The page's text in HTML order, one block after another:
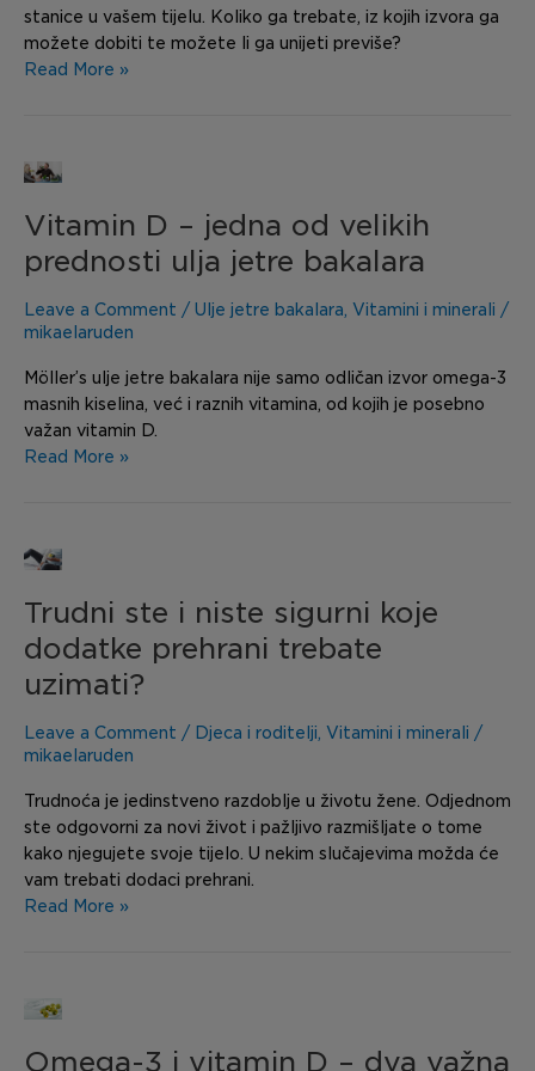
stanice u vašem tijelu. Koliko ga trebate, iz kojih izvora ga
možete dobiti te možete li ga unijeti previše?
Read More »
Vitamin D – jedna od velikih
prednosti ulja jetre bakalara
Leave a Comment / Ulje jetre bakalara, Vitamini i minerali /
mikaelaruden
Möller’s ulje jetre bakalara nije samo odličan izvor omega-3
masnih kiselina, već i raznih vitamina, od kojih je posebno
važan vitamin D.
Vitamin
–
od
velikih
prednosti
jetre
bakalara
Read More »
Trudni ste i niste sigurni koje
dodatke prehrani trebate
uzimati?
Leave a Comment / Djeca i roditelji, Vitamini i minerali /
mikaelaruden
Trudnoća je jedinstveno razdoblje u životu žene. Odjednom
ste odgovorni za novi život i pažljivo razmišljate o tome
kako njegujete svoje tijelo. U nekim slučajevima možda će
vam trebati dodaci prehrani.
Trudni
i
niste
sigurni
koje
prehrani
trebate
uzimati?
Read More »
Omega-3 i vitamin D – dva važna
Omega-